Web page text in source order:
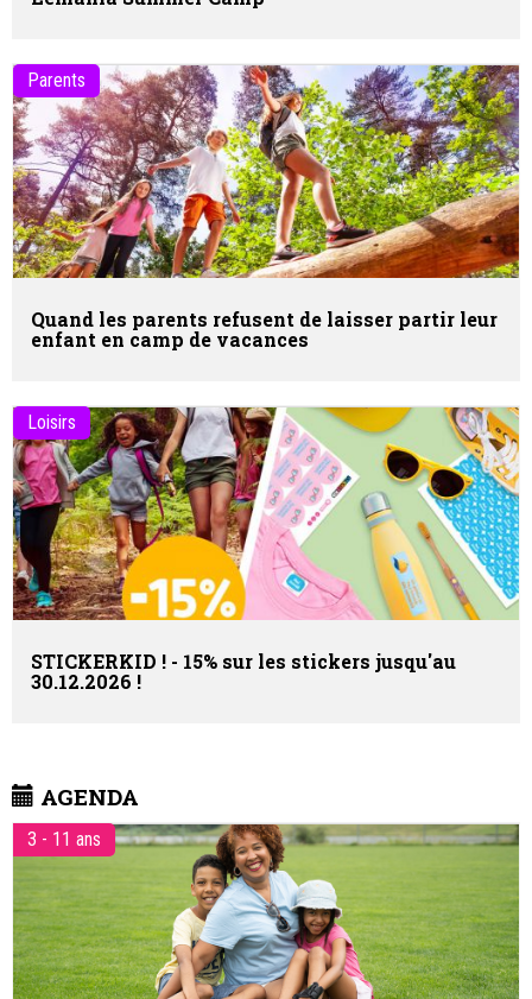
Parents
Quand les parents refusent de laisser partir leur
enfant en camp de vacances
Loisirs
STICKERKID ! - 15% sur les stickers jusqu'au
30.12.2026 !
AGENDA
3 - 11 ans